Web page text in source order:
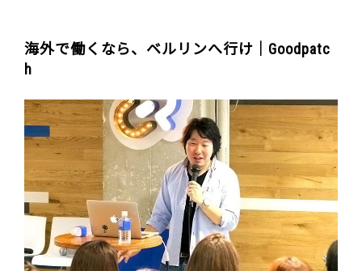
海外で働くなら、ベルリンへ行け｜Goodpatc
h